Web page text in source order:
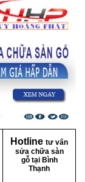
Hotline tư vấn
sửa chữa sàn
gỗ tại Bình
Thạnh